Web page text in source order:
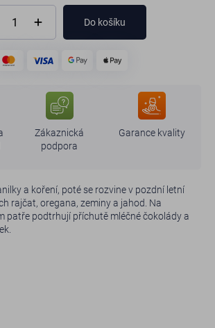
Do košíku
Zákaznická
podpora
Garance kvality
a koření, poté se rozvine v pozdní letní
rajčat, oregana, zeminy a jahod. Na
patře podtrhují příchutě mléčné čokolády a